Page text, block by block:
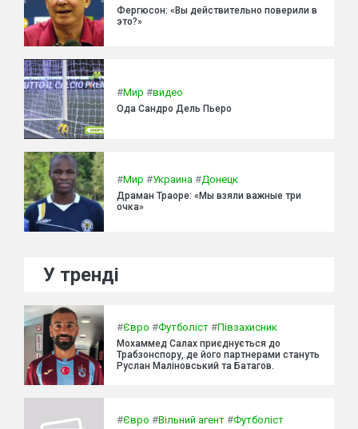
Фергюсон: «Вы действительно поверили в
это?»
#Мир #видео
Ода Сандро Дель Пьеро
#Мир #Украина #Донецк
Драман Траоре: «Мы взяли важные три
очка»
У тренді
#Євро #Футболіст #Півзахисник
Мохаммед Салах приєднується до
Трабзонспору, де його партнерами стануть
Руслан Маліновський та Батагов.
#Євро #Вільний агент #Футболіст